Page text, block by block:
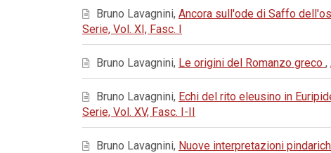
Bruno Lavagnini, Ancora sull'ode di Saffo
Serie, Vol. XI, Fasc. I
Bruno Lavagnini, Le origini del Romanzo greco ,
Bruno Lavagnini, Echi del rito eleusino in
Serie, Vol. XV, Fasc. I-II
Bruno Lavagnini, Nuove interpretazioni